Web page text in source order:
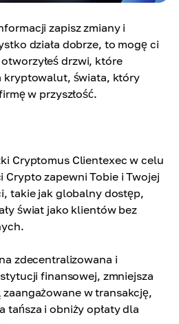
zapisz zmiany i
działa dobrze, to mogę ci
drzwi, które
kryptowalut, świata, który
w przyszłość.
Cryptomus Clientexec w celu
Crypto zapewni Tobie i Twojej
takie jak globalny dostęp,
świat jako klientów bez
zdecentralizowana i
finansowej, zmniejsza
w transakcję,
tańsza i obniży opłaty dla